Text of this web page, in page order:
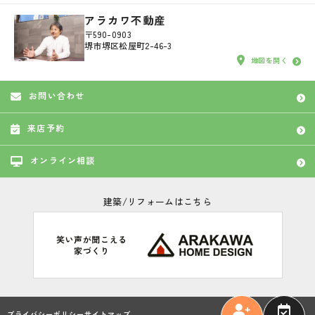
アラカワ不動産
〒590-0903
堺市堺区松屋町2-46-3
地図を開く
お問い合わせ
来店予約
オンライン相談
建築/リフォームはこちら